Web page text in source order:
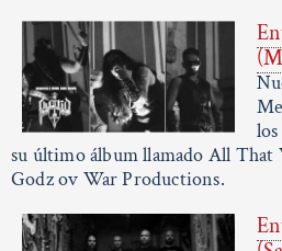
su último álbum llamado All That
Godz ov War Productions.